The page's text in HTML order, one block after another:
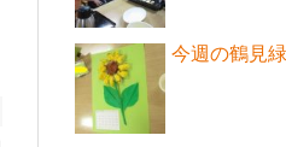
今週の鶴見